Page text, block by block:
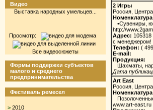
Видео
Выставка народных умельцев...
Просмотр:
Все видеосюжеты
Формы поддержки субъектов
малого и среднего
предпринимательства
Фестиваль ремесел
> 2010
2 Игры
Россия,
•Сувениры,
http://
Адрес:
с менеджером!
Телефон: (
E-mail:
Продукция:
Шахматы,
Дата
Art East
Россия,
www.art-east.ru